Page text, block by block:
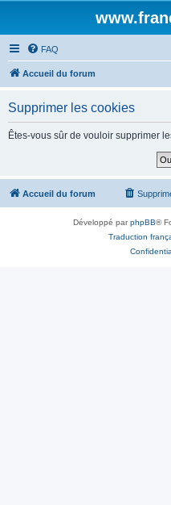
FAQ
Accueil du forum
Supprimer les cookies
Êtes-vous sûr de vouloir supprimer
Accueil du forum
Développé parphpBB®
Traduction